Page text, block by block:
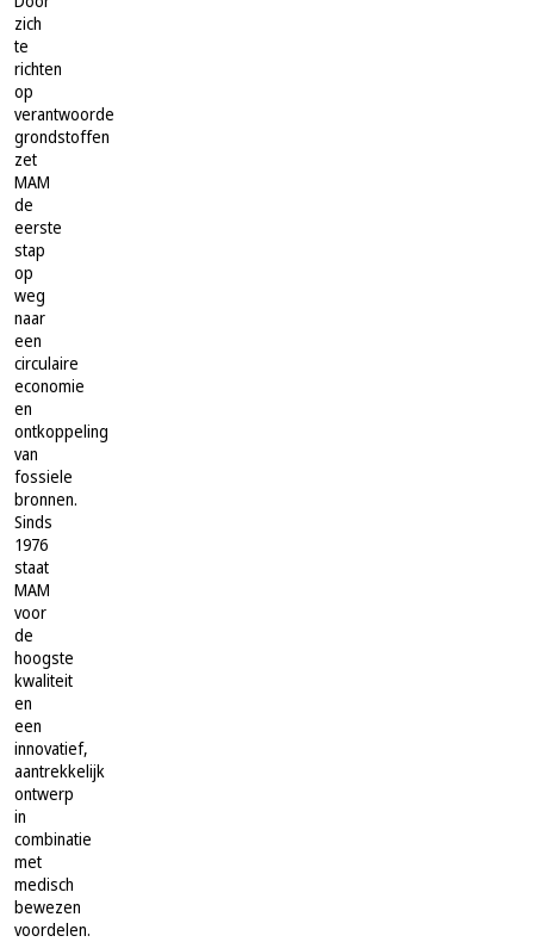
zich
te
richten
op
verantwoorde
grondstoffen
zet
MAM
de
eerste
stap
op
weg
naar
een
circulaire
economie
en
ontkoppeling
van
fossiele
bronnen.
Sinds
1976
staat
MAM
voor
de
hoogste
kwaliteit
en
een
innovatief,
aantrekkelijk
ontwerp
in
combinatie
met
medisch
bewezen
voordelen.